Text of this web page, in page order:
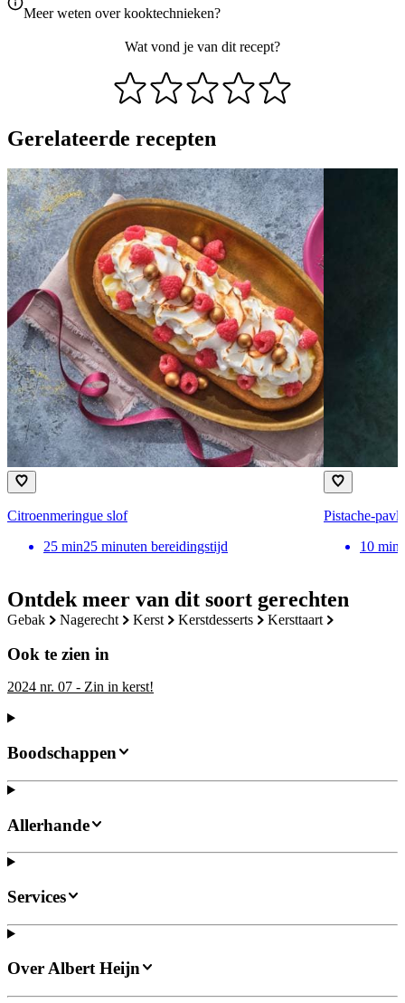
Ontdek meer van dit soort gerechten
gebak nagerecht kerst kerstdesserts kersttaart
Ook te zien in
2024 nr. 07 - Zin in kerst!
Meer weten overkooktechnieken?
Wat vond je van dit recept?
Gerelateerde recepten
Citroenmeringue slof
25 min25 minuten bereidingstijd
Pistache-
10 min
Boodschappen
Allerhande
Services
Over Albert Heijn